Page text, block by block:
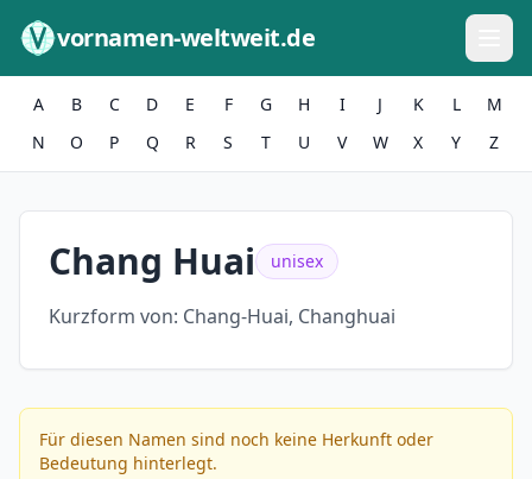
vornamen-weltweit.de
A B C D E F G H I J K L
M
N
O P Q R S T U V W X Y Z
Chang Huai unisex
Kurzform von: Chang-Huai, Changhuai
Für diesen Namen sind noch keine Herkunft oder
Bedeutung hinterlegt.